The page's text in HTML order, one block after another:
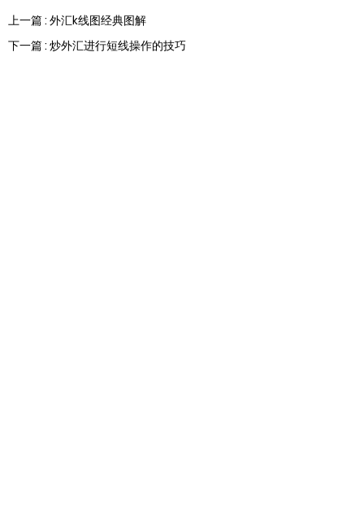
上一篇 : 外汇k线图经典图解
下一篇 : 炒外汇进行短线操作的技巧